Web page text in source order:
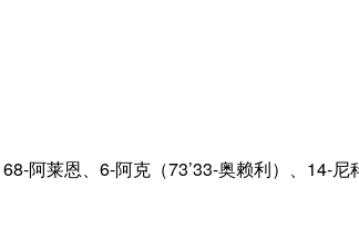
阿莱恩、6-阿克（73’33-奥赖利）、14-尼